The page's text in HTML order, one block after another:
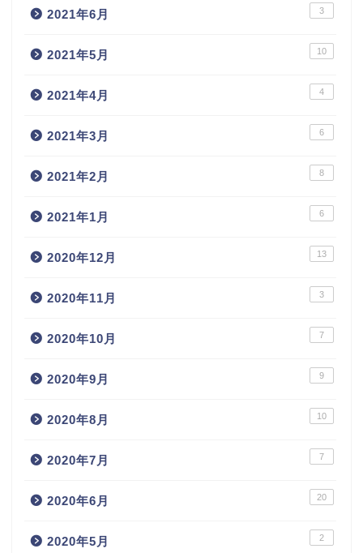
2021年6月 3
2021年5月 10
2021年4月 4
2021年3月 6
2021年2月 8
2021年1月 6
2020年12月 13
2020年11月 3
2020年10月 7
2020年9月 9
2020年8月 10
2020年7月 7
2020年6月 20
2020年5月 2